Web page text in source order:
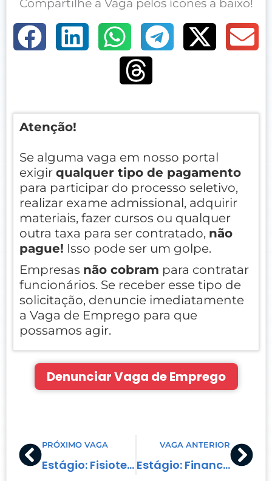
Compartilhe a Vaga pelos ícones a baixo!
Atenção!
Se alguma vaga em nosso portal
exigir qualquer tipo de pagamento
para participar do processo seletivo,
realizar exame admissional, adquirir
materiais, fazer cursos ou qualquer
outra taxa para ser contratado, não
pague! Isso pode ser um golpe.
Empresas não cobram para contratar
funcionários. Se receber esse tipo de
solicitação, denuncie imediatamente
a Vaga de Emprego para que
possamos agir.
Denunciar Vaga de Emprego
Prev
PRÓXIMO VAGA
Estágio: Fisioterapia
VAGA ANTERIOR
Estágio: Financeiro